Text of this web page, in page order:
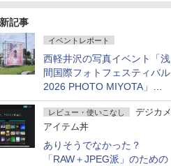
記事
イベントレポート
西軽井沢の写真イベント「浅
間国際フォトフェスティバル
2026 PHOTO MIYOTA」が
開幕
レビュー・使いこなし
デジカメ
アイテム丼
ありそうでなかった？
「RAW＋JPEG派」のための